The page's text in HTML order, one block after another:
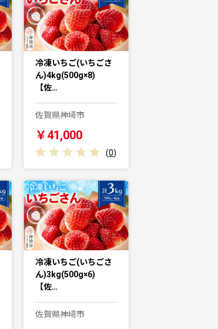
冷凍いちご(いちごさ
ん)4kg(500g×8)
【佐…
佐賀県神埼市
￥41,000
(0)
冷凍いちご(いちごさ
ん)3kg(500g×6)
【佐…
佐賀県神埼市